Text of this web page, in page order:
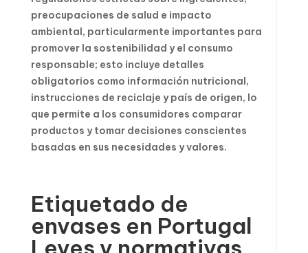
preocupaciones de salud e impacto
ambiental, particularmente importantes para
promover la sostenibilidad y el consumo
responsable; esto incluye detalles
obligatorios como información nutricional,
instrucciones de reciclaje y país de origen, lo
que permite a los consumidores comparar
productos y tomar decisiones conscientes
basadas en sus necesidades y valores.
Etiquetado de
envases en Portugal
Leyes y normativas